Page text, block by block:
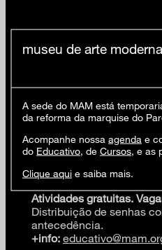
Família MAM naSemana
Bebês e seus
experimentar e vivenciar
roda da cultura
+bebês até 12 meses
Atividades gratuitas.
Distribuição de senhas
antecedência.
+info:
museu de arte
A sede do MAM está
da reforma da marquise do
Acompanhe nossa agenda e
do Educativo, de Cursos, e as
Clique aqui e saiba mais.